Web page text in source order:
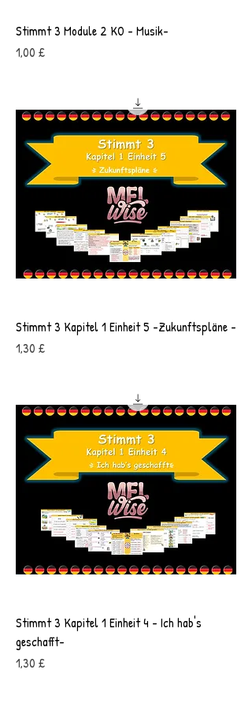
Stimmt 3 Module 2 KO - Musik-
Preis
1,00 £
Stimmt 3 Kapitel 1 Einheit 5 -Zukunftspläne -
Preis
1,30 £
Stimmt 3 Kapitel 1 Einheit 4 - Ich hab's
geschafft-
Preis
1,30 £